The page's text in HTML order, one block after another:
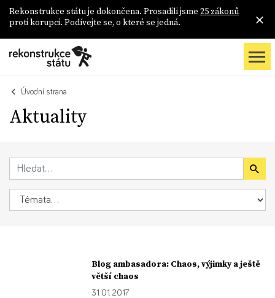
Rekonstrukce státu je dokončena. Prosadili jsme 25 zákonů
proti korupci. Podívejte se, o které se jedná.
Úvodní strana
Aktuality
Blog ambasadora: Chaos, výjimky a ještě
větší chaos
31. 01. 2017